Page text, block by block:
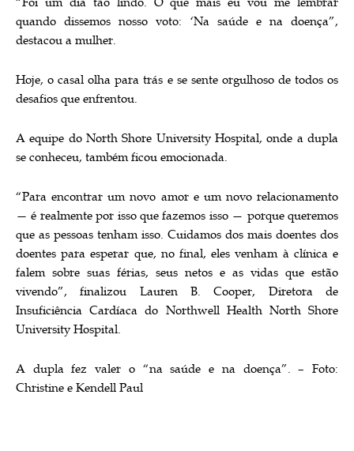
quando dissemos nosso voto: ‘Na saúde e na doença”,
destacou a mulher.
Hoje, o casal olha para trás e se sente orgulhoso de todos os
desafios que enfrentou.
A equipe do North Shore University Hospital, onde a dupla
se conheceu, também ficou emocionada.
“Para encontrar um novo amor e um novo relacionamento
— é realmente por isso que fazemos isso — porque queremos
que as pessoas tenham isso. Cuidamos dos mais doentes dos
doentes para esperar que, no final, eles venham à clínica e
falem sobre suas férias, seus netos e as vidas que estão
vivendo”, finalizou Lauren B. Cooper, Diretora de
Insuficiência Cardíaca do Northwell Health North Shore
University Hospital.
A dupla fez valer o “na saúde e na doença”. – Foto:
Christine e Kendell Paul